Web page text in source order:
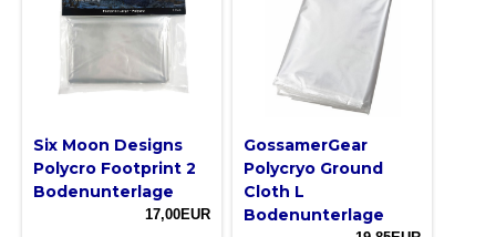
Six Moon Designs
Polycro Footprint 2
Bodenunterlage
17,00EUR
GossamerGear
Polycryo Ground
Cloth L
Bodenunterlage